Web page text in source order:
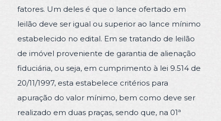
fatores. Um deles é que o lance ofertado em
leilão deve ser igual ou superior ao lance mínimo
estabelecido no edital. Em se tratando de leilão
de imóvel proveniente de garantia de alienação
fiduciária, ou seja, em cumprimento à lei 9.514 de
20/11/1997, esta estabelece critérios para
apuração do valor mínimo, bem como deve ser
realizado em duas praças, sendo que, na 01ª